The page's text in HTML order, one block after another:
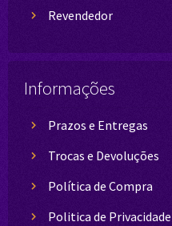
Revendedor
Informações
Prazos e Entregas
Trocas e Devoluções
Política de Compra
Politica de Privacidade